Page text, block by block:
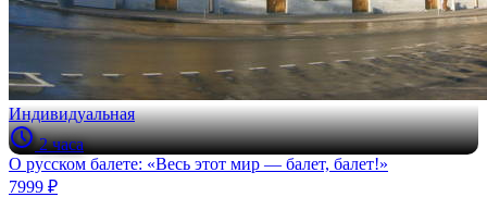
Индивидуальная
2 часа
О русском балете: «Весь этот мир — балет, балет!»
7999 ₽